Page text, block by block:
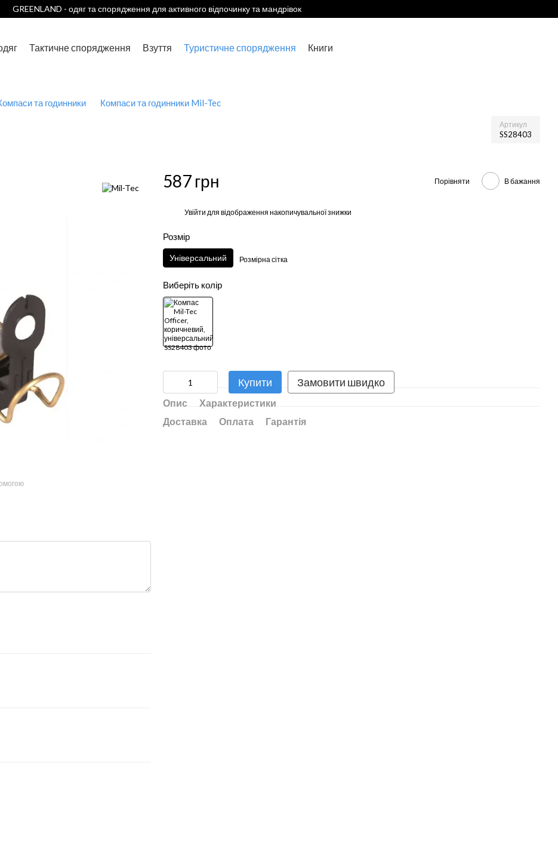
GREENLAND - одяг та спорядження для активного відпочинку та мандрівок
Тактичне спорядження Взуття Туристичне спорядження Книги
та годинники Компаси та годинники Mil-Tec
Артикул
SS28403
587 грн Порівняти В бажання
Увійти для відображення накопичувальної знижки
Розмір
Універсальний Розмірна сітка
Виберіть колір
Купити Замовити швидко
Опис
Характеристики
Доставка
Оплата Гарантія